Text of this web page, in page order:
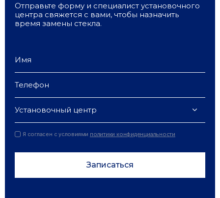
Отправьте форму и специалист установочного
центра свяжется с вами, чтобы назначить
время замены стекла.
Установочный центр
Я согласен с условиями политики конфиденциальности
Записаться